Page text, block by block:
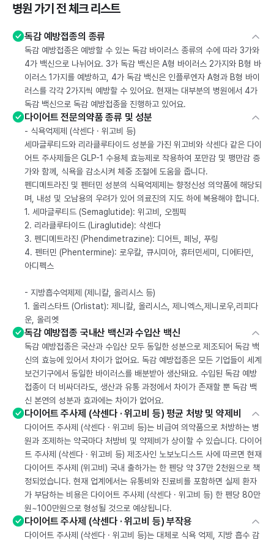
병원 가기 전 체크 리스트
독감 예방접종의 종류
독감 예방접종은 예방할 수 있는 독감 바이러스 종류의 수에 따라 3가와
4가 백신으로 나뉘어요. 3가 독감 백신은 A형 바이러스 2가지와 B형 바
이러스 1가지를 예방하고, 4가 독감 백신은 인플루엔자 A형과 B형 바이
러스를 각각 2가지씩 예방할 수 있어요. 현재는 대부분의 병원에서 4가
독감 백신으로 독감 예방접종을 진행하고 있어요.
다이어트 전문의약품 종류 및 성분
- 식욕억제제 (삭센다 · 위고비 등)
세마글루티드와 리라클루타이드 성분을 가진 위고비와 삭센다 같은 다이
어트 주사제들은 GLP-1 수용체 효능제로 작용하여 포만감 및 팽만감 증
가와 함께, 식욕을 감소시켜 체중 조절에 도움을 줍니다.
펜디메트라진 및 펜터민 성분의 식욕억제제는 향정신성 의약품에 해당되
며, 내성 및 오남용의 우려가 있어 의료진의 지도 하에 복용해야 합니다.
1. 세마글루티드 (Semaglutide): 위고비, 오젬픽
2. 리라클루타이드 (Liraglutide): 삭센다
3. 펜디메트라진 (Phendimetrazine): 디어트, 페닝, 푸링
4. 펜터민 (Phentermine): 로우칼, 큐시미아, 휴터민세미, 디에타민,
아디펙스
- 지방흡수억제제 (제니칼, 올리시스 등)
1. 올리스타트 (Orlistat): 제니칼, 올리시스, 제니엑스,제니로우,리피다
운, 올리엣
독감 예방접종 국내산 백신과 수입산 백신
독감 예방접종은 국산과 수입산 모두 동일한 성분으로 제조되어 독감 백
신의 효능에 있어서 차이가 없어요. 독감 예방접종은 모든 기업들이 세계
보건기구에서 동일한 바이러스를 배분받아 생산돼요. 수입된 독감 예방
접종이 더 비싸더라도, 생산과 유통 과정에서 차이가 존재할 뿐 독감 백
신 본연의 성분과 효과에는 차이가 없어요.
다이어트 주사제 (삭센다 · 위고비 등) 평균 처방 및 약제비
다이어트 주사제 (삭센다 · 위고비 등)는 비급여 의약품으로 처방하는 병
원과 조제하는 약국마다 처방비 및 약제비가 상이할 수 있습니다. 다이어
트 주사제 (삭센다 · 위고비 등) 제조사인 노보노디스트 사에 따르면 현재
다이어트 주사제 (위고비) 국내 출하가는 한 펜당 약 37만 2천원으로 책
정되었습니다. 현재 업계에서는 유통비와 진료비를 포함하면 실제 환자
가 부담하는 비용은 다이어트 주사제 (삭센다 · 위고비 등) 한 펜당 80만
원~100만원으로 형성될 것으로 예상됩니다.
다이어트 주사제 (삭센다 · 위고비 등) 부작용
다이어트 주사제 (삭센다 · 위고비 등)는 대체로 식욕 억제, 지방 흡수 감